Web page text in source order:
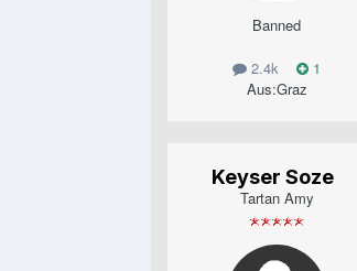
Banned
2.4k
1
Aus:Graz
Keyser Soze
Tartan Amy